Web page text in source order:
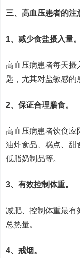
三、高血压患者的注
1、减少食盐摄入量。
高血压病患者每天摄
匙，尤其对盐敏感的
2、保证合理膳食。
高血压病患者饮食应
油炸食品、糕点、甜
低脂奶制品等。
3、有效控制体重。
减肥、控制体重最有
总热量。
4、戒烟。